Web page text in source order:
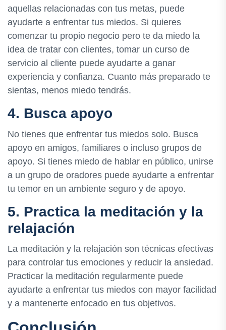
aquellas relacionadas con tus metas, puede
ayudarte a enfrentar tus miedos. Si quieres
comenzar tu propio negocio pero te da miedo la
idea de tratar con clientes, tomar un curso de
servicio al cliente puede ayudarte a ganar
experiencia y confianza. Cuanto más preparado te
sientas, menos miedo tendrás.
4. Busca apoyo
No tienes que enfrentar tus miedos solo. Busca
apoyo en amigos, familiares o incluso grupos de
apoyo. Si tienes miedo de hablar en público, unirse
a un grupo de oradores puede ayudarte a enfrentar
tu temor en un ambiente seguro y de apoyo.
5. Practica la meditación y la
relajación
La meditación y la relajación son técnicas efectivas
para controlar tus emociones y reducir la ansiedad.
Practicar la meditación regularmente puede
ayudarte a enfrentar tus miedos con mayor facilidad
y a mantenerte enfocado en tus objetivos.